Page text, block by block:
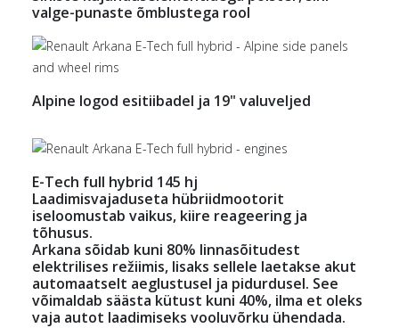
valge-punaste õmblustega rool
Alpine logod esitiibadel ja 19" valuveljed
E-Tech full hybrid 145 hj
Laadimisvajaduseta hübriidmootorit
iseloomustab vaikus, kiire reageering ja
tõhusus.
Arkana sõidab kuni 80% linnasõitudest
elektrilises režiimis, lisaks sellele laetakse akut
automaatselt aeglustusel ja pidurdusel. See
võimaldab säästa kütust kuni 40%, ilma et oleks
vaja autot laadimiseks vooluvõrku ühendada.